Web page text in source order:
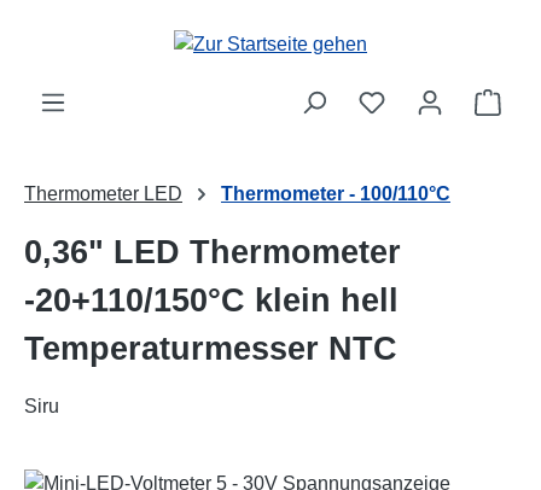
Zum Hauptinhalt springen
Thermometer LED Thermometer - 100/110°C
0,36" LED Thermometer
-20+110/150°C klein hell
Temperaturmesser NTC
Siru
Bildergalerie überspringen